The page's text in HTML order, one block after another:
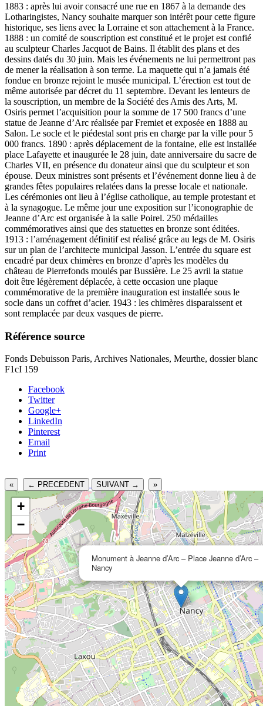
1883 : après lui avoir consacré une rue en 1867 à la demande des
Lotharingistes, Nancy souhaite marquer son intérêt pour cette figure
historique, ses liens avec la Lorraine et son attachement à la France.
1888 : un comité de souscription est constitué et le projet est confié
au sculpteur Charles Jacquot de Bains. Il établit des plans et des
dessins datés du 30 juin. Mais les événements ne lui permettront pas
de mener la réalisation à son terme. La maquette qui n’a jamais été
fondue en bronze rejoint le musée municipal. L’érection est tout de
même autorisée par décret du 11 septembre. Devant les lenteurs de
la souscription, un membre de la Société des Amis des Arts, M.
Osiris permet l’acquisition pour la somme de 17 500 francs d’une
statue de Jeanne d’Arc réalisée par Fremiet et exposée en 1888 au
Salon. Le socle et le piédestal sont pris en charge par la ville pour 5
000 francs. 1890 : après déplacement de la fontaine, elle est installée
place Lafayette et inaugurée le 28 juin, date anniversaire du sacre de
Charles VII, en présence du donateur ainsi que du sculpteur et son
épouse. Deux ministres sont présents et l’événement donne lieu à de
grandes fêtes populaires relatées dans la presse locale et nationale.
Les cérémonies ont lieu à l’église catholique, au temple protestant et
à la synagogue. Le même jour une exposition sur l’iconographie de
Jeanne d’Arc est organisée à la salle Poirel. 250 médailles
commémoratives ainsi que des statuettes en bronze sont éditées.
1913 : l’aménagement définitif est réalisé grâce au legs de M. Osiris
sur un plan de l’architecte municipal Jasson. L’entrée du square est
encadré par deux chimères en bronze d’après les modèles du
château de Pierrefonds moulés par Bussière. Le 25 avril la statue
doit être légèrement déplacée, à cette occasion une plaque
commémorative de la première inauguration est installée sous le
socle dans un coffret d’acier. 1943 : les chimères disparaissent et
sont remplacée par deux vasques de pierre.
Référence source
Fonds Debuisson Paris, Archives Nationales, Meurthe, dossier blanc
F1cI 159
Facebook
Twitter
Google+
LinkedIn
Pinterest
Email
Print
« ← PRECEDENT SUIVANT → »
Monument à Jeanne d’Arc – Place Jeanne d’Arc –
Nancy
+
−